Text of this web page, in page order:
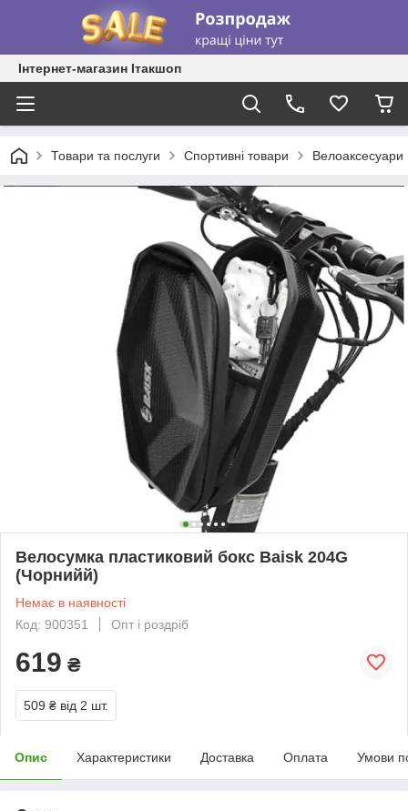
Інтернет-магазин Ітакшоп
Товари та послуги Спортивні товари Велоаксесуари
Велосумка пластиковий бокс Baisk 204G
(Чорнийй)
Немає в наявності
Код: 900351
Опт і роздріб
619 ₴
509 ₴ від 2 шт.
Опис Характеристики Доставка Оплата Умови